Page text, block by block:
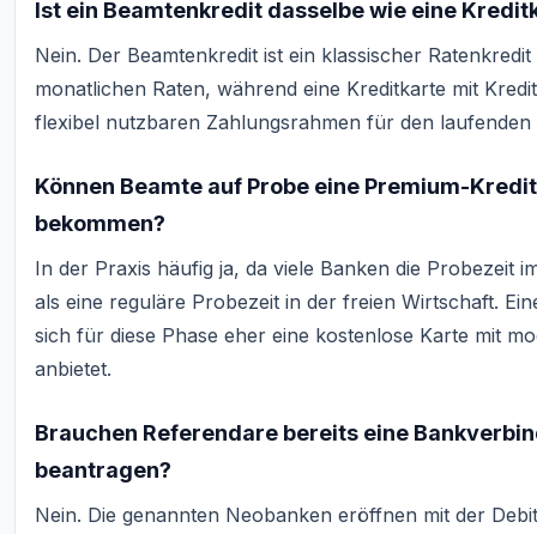
Ist ein Beamtenkredit dasselbe wie eine
Nein. Der Beamtenkredit ist ein klassischer
monatlichen Raten, während eine Kreditkarte mit
flexibel nutzbaren Zahlungsrahmen für den
Können Beamte auf Probe eine Premium-
bekommen?
In der Praxis häufig ja, da viele Banken die Probezeit
als eine reguläre Probezeit in der freien Wirtschaft.
sich für diese Phase eher eine kostenlose Karte mit
anbietet.
Brauchen Referendare bereits eine
beantragen?
Nein. Die genannten Neobanken eröffnen mit der